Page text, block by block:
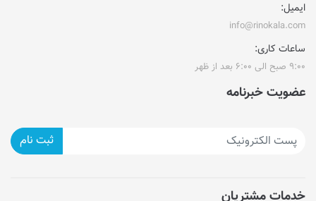
ایمیل:
info@rinokala.com
ساعات کاری:
۹:۰۰ صبح الی ۶:۰۰ بعد از ظهر
عضویت خبرنامه
ثبت نام
خدمات مشتریان